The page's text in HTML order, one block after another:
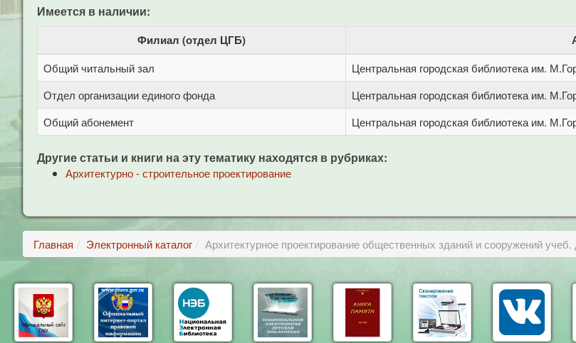
Имеется в наличии:
Филиал (отдел ЦГБ)
Общий читальный зал Центральная городская библиотека им.
Отдел организации единого фонда
Центральная городская библиотека им.
Общий абонемент
Центральная городская библиотека им.
Другие статьи и книги на эту тематику находятся в рубриках:
Архитектурно - строительное проектирование
Главная Электронный каталог Архитектурное проектирование общественных зданий и сооружений